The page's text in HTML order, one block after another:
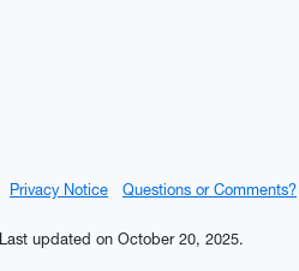
Privacy Notice Questions or Comments?
Last updated on October 20, 2025.